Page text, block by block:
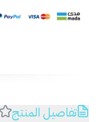
تفاصيل المنتج